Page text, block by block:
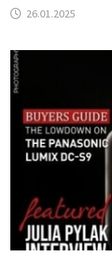
26.01.2025